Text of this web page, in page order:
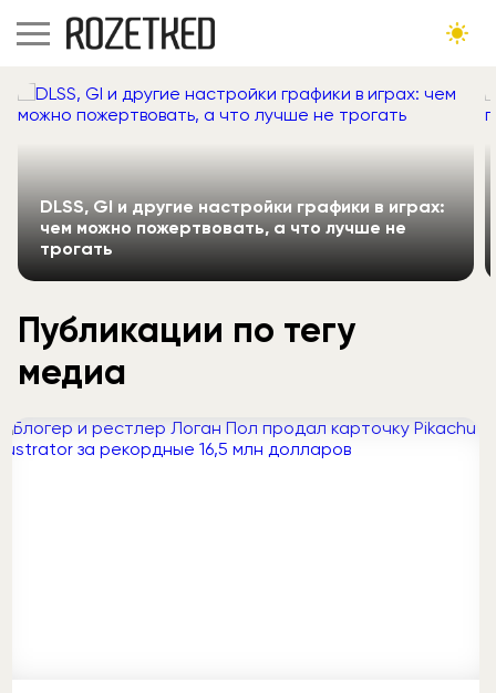
DLSS, GI и другие настройки графики в играх:
чем можно пожертвовать, а что лучше не
трогать
Публикации по тегу
медиа